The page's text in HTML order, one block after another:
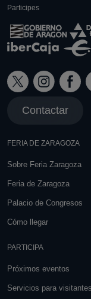
Participes
Contactar
FERIA DE ZARAGOZA
Sobre Feria Zaragoza
Feria de Zaragoza
Palacio de Congresos
Cómo llegar
PARTICIPA
Próximos eventos
Servicios para visitantes